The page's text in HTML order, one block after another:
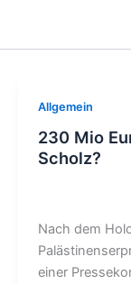
Allgemein
230 Mio
Scholz?
Nach dem
einer